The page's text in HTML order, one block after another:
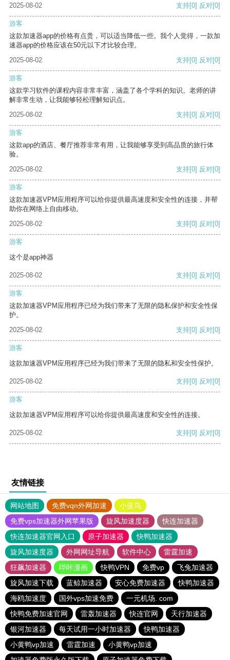
2025-08-02
支持[0] 反对[0]
游客
这款加速器app的价格有点贵，可以适当降低一些。我个人觉得，一款加
速器app的价格应该在50元以下才比较合理。
2025-08-02
支持[0] 反对[0]
游客
这款学习软件的课程内容非常丰富，涵盖了各个学科的知识。老师的讲
解非常生动，让我能够轻松理解知识点。
2025-08-02
支持[0] 反对[0]
游客
这款app的酒店、餐厅推荐非常有用，让我能够享受到高品质的旅行体
验。
2025-08-02
支持[0] 反对[0]
游客
这款加速器VPM应用程序可以给你提供最高速度和安全性的连接，并帮
助你在网络上自由移动。
2025-08-02
支持[0] 反对[0]
游客
这个是app神器
2025-08-02 支持[0] 反对[0]
游客
这款加速器VPM应用程序已经为我们带来了无限的隐私保护和安全性保
护。
2025-08-02
支持[0] 反对[0]
游客
这款加速器VPM应用程序已经为我们带来了无限的隐私和安全性保护。
2025-08-02 支持[0] 反对[0]
游客
这款加速器VPM应用程序可以给你提供最高速度和安全性的连接。
2025-08-02 支持[0] 反对[0]
友情链接
网站地图 免费vqn外网加速
小蓝鸟
免费vps加速器外网苹果版
旋风加速度器
快连加速器
快连加速器官网入口
原子加速器
快鸭加速器
旋风加速度器
外网网址导航 软件中心
雷霆加速
狂飙加速器
哔咔漫画 快鸭VPN 免费vp
飞兔加速器
旋风加速下载
蓝鲸加速器 安心免费加速器
快鸭加速器
海鸥加速度
国外vps加速免费
一元机场. com
快鸭免费加速官网
雷轰加速器 快连官网
天行加速器
银河加速器
每天试用一小时加速器
快鸭加速器
小黄鸭vp加速
雷霆加速
小黄鸭vp加速